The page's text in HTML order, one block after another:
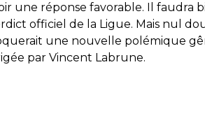
une réponse favorable. Il faudra
officiel de la Ligue. Mais nul
une nouvelle polémique
par Vincent Labrune.